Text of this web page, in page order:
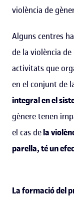
violència de
Alguns centres
de la violència
activitats que
en el conjunt de
integral en el
gènere tenen
el cas dela
parella, té un
La formació del